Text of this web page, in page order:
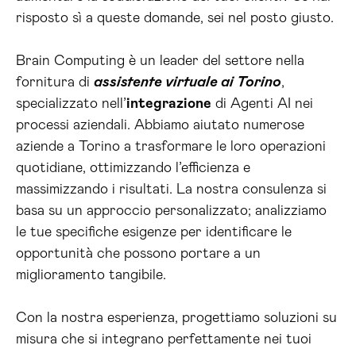
risposto sì a queste domande, sei nel posto giusto.
Brain Computing è un leader del settore nella
fornitura di assistente virtuale ai Torino,
specializzato nell’integrazione di Agenti AI nei
processi aziendali. Abbiamo aiutato numerose
aziende a Torino a trasformare le loro operazioni
quotidiane, ottimizzando l’efficienza e
massimizzando i risultati. La nostra consulenza si
basa su un approccio personalizzato; analizziamo
le tue specifiche esigenze per identificare le
opportunità che possono portare a un
miglioramento tangibile.
Con la nostra esperienza, progettiamo soluzioni su
misura che si integrano perfettamente nei tuoi